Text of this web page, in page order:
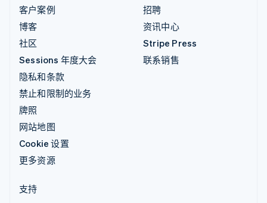
客户案例
博客
社区
Sessions 年度大会
隐私和条款
禁止和限制的业务
牌照
网站地图
Cookie 设置
更多资源
招聘
资讯中心
Stripe Press
联系销售
支持